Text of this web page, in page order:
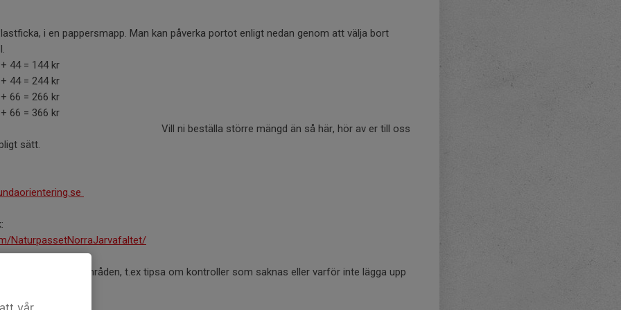
i en pappersmapp. Man kan påverka portot enligt nedan genom att välja bort
44 = 144 kr
44 = 244 kr
66 = 266 kr
66 = 366 kr
större mängd än så här, hör av er till oss
sätt.
NaturpassetNorraJarvafaltet/
om våra tre områden, t.ex tipsa om kontroller som saknas eller varför inte lägga upp
vår